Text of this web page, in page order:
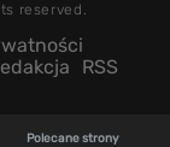
reserved.
RSS
Polecane strony